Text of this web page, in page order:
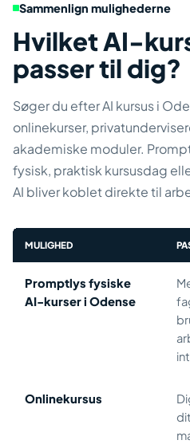
Sammenlign mulighederne
Hvilket AI-
passer til dig?
Søger du efter AI kursus i
onlinekurser,
akademiske moduler.
fysisk, praktisk kursusdag
AI bliver koblet direkte til
MULIGHED
Promptlys fysiske
AI-kurser i Odense
Onlinekursus